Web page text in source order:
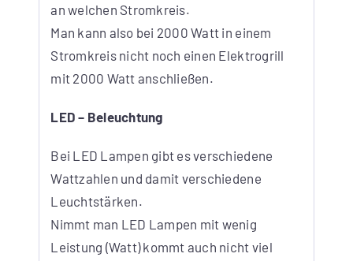
an welchen Stromkreis.
Man kann also bei 2000 Watt in einem
Stromkreis nicht noch einen Elektrogrill
mit 2000 Watt anschließen.
LED – Beleuchtung
Bei LED Lampen gibt es verschiedene
Wattzahlen und damit verschiedene
Leuchtstärken.
Nimmt man LED Lampen mit wenig
Leistung (Watt) kommt auch nicht viel